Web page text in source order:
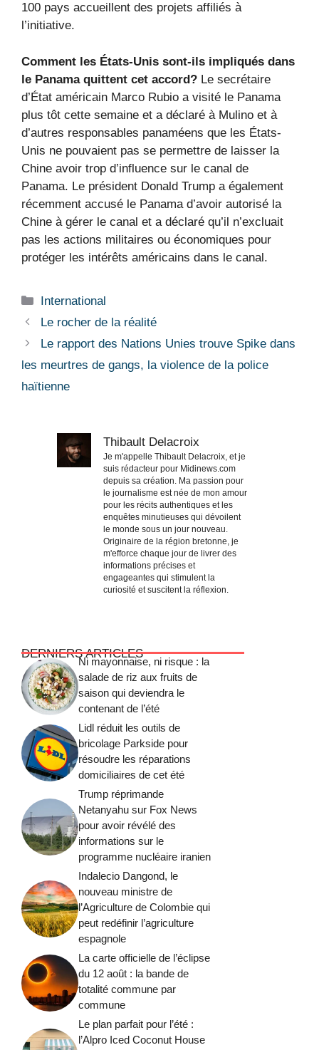
100 pays accueillent des projets affiliés à
l’initiative.
Comment les États-Unis sont-ils impliqués dans
le Panama quittent cet accord? Le secrétaire
d’État américain Marco Rubio a visité le Panama
plus tôt cette semaine et a déclaré à Mulino et à
d’autres responsables panaméens que les États-
Unis ne pouvaient pas se permettre de laisser la
Chine avoir trop d’influence sur le canal de
Panama. Le président Donald Trump a également
récemment accusé le Panama d’avoir autorisé la
Chine à gérer le canal et a déclaré qu’il n’excluait
pas les actions militaires ou économiques pour
protéger les intérêts américains dans le canal.
Catégories
International
Le rocher de la réalité
Le rapport des Nations Unies trouve Spike dans
les meurtres de gangs, la violence de la police
haïtienne
Thibault Delacroix
Je m'appelle Thibault Delacroix, et je
suis rédacteur pour Midinews.com
depuis sa création. Ma passion pour
le journalisme est née de mon amour
pour les récits authentiques et les
enquêtes minutieuses qui dévoilent
le monde sous un jour nouveau.
Originaire de la région bretonne, je
m'efforce chaque jour de livrer des
informations précises et
engageantes qui stimulent la
curiosité et suscitent la réflexion.
DERNIERS ARTICLES
Ni mayonnaise, ni risque : la
salade de riz aux fruits de
saison qui deviendra le
contenant de l’été
Lidl réduit les outils de
bricolage Parkside pour
résoudre les réparations
domiciliaires de cet été
Trump réprimande
Netanyahu sur Fox News
pour avoir révélé des
informations sur le
programme nucléaire iranien
Indalecio Dangond, le
nouveau ministre de
l’Agriculture de Colombie qui
peut redéfinir l’agriculture
espagnole
La carte officielle de l’éclipse
du 12 août : la bande de
totalité commune par
commune
Le plan parfait pour l’été :
l’Alpro Iced Coconut House